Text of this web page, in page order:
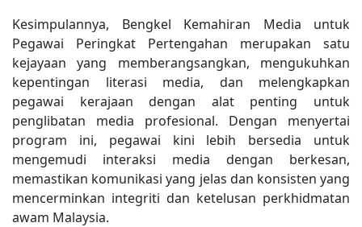
Kesimpulannya, Bengkel Kemahiran Media untuk
Pegawai Peringkat Pertengahan merupakan satu
kejayaan yang memberangsangkan, mengukuhkan
kepentingan literasi media, dan melengkapkan
pegawai kerajaan dengan alat penting untuk
penglibatan media profesional. Dengan menyertai
program ini, pegawai kini lebih bersedia untuk
mengemudi interaksi media dengan berkesan,
memastikan komunikasi yang jelas dan konsisten yang
mencerminkan integriti dan ketelusan perkhidmatan
awam Malaysia.